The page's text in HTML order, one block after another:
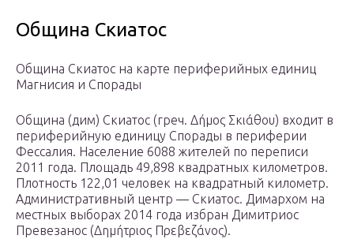
Община Скиатос
Община Скиатос на карте периферийных единиц
Магнисия и Спорады
Община (дим) Скиатос (греч. Δήμος Σκιάθου) входит в
периферийную единицу Спорады в периферии
Фессалия. Население 6088 жителей по переписи
2011 года. Площадь 49,898 квадратных километров.
Плотность 122,01 человек на квадратный километр.
Административный центр — Скиатос. Димархом на
местных выборах 2014 года избран Димитриос
Превезанос (Δημήτριος Πρεβεζάνος).